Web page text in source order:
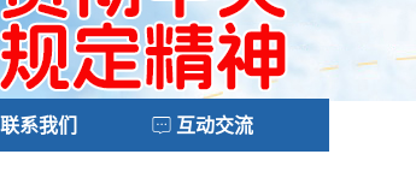
系我们 互动交流